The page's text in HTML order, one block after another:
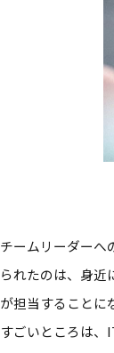
チームリーダーへ
られたのは、身近
が担当することに
すごいところは、